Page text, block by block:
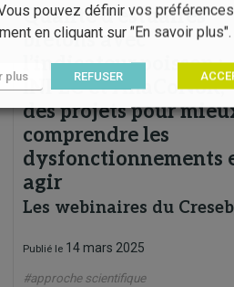
Qualité d’estuaires
bretons avec
l’indicateur poisson :
INPEC et AnaCoNoR,
des projets pour
comprendre les
dysfonctionnements
agir
Les webinaires du Creseb
Publié le 14 mars 2025
#approche scientifique
pouvez définir vos
en cliquant sur "En savoir plus".
plus REFUSER